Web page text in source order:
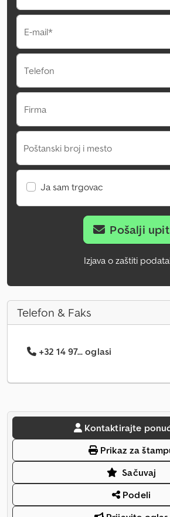
E-mail*
Telefon
Firma
Poštanski broj i mesto
Ja sam trgovac
Pošalji upit
Izjava o zaštiti
Telefon & Faks
+32 14 97... oglasi
Kontaktirajte
Prikaz za
Sačuvaj
Podeli